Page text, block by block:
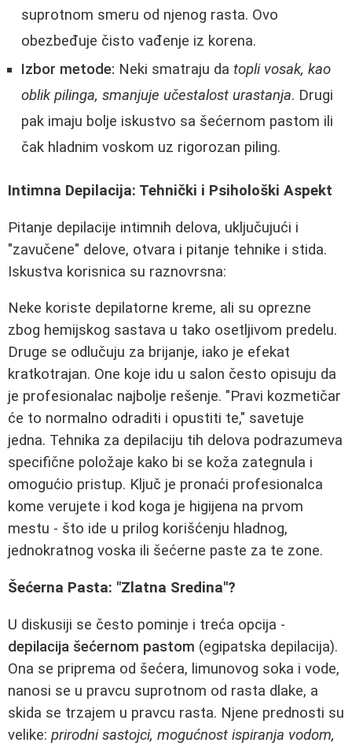
suprotnom smeru od njenog rasta. Ovo
obezbeđuje čisto vađenje iz korena.
Izbor metode: Neki smatraju da topli vosak, kao
oblik pilinga, smanjuje učestalost urastanja. Drugi
pak imaju bolje iskustvo sa šećernom pastom ili
čak hladnim voskom uz rigorozan piling.
Intimna Depilacija: Tehnički i Psihološki Aspekt
Pitanje depilacije intimnih delova, uključujući i
"zavučene" delove, otvara i pitanje tehnike i stida.
Iskustva korisnica su raznovrsna:
Neke koriste depilatorne kreme, ali su oprezne
zbog hemijskog sastava u tako osetljivom predelu.
Druge se odlučuju za brijanje, iako je efekat
kratkotrajan. One koje idu u salon često opisuju da
je profesionalac najbolje rešenje. "Pravi kozmetičar
će to normalno odraditi i opustiti te," savetuje
jedna. Tehnika za depilaciju tih delova podrazumeva
specifične položaje kako bi se koža zategnula i
omogućio pristup. Ključ je pronaći profesionalca
kome verujete i kod koga je higijena na prvom
mestu - što ide u prilog korišćenju hladnog,
jednokratnog voska ili šećerne paste za te zone.
Šećerna Pasta: "Zlatna Sredina"?
U diskusiji se često pominje i treća opcija -
depilacija šećernom pastom (egipatska depilacija).
Ona se priprema od šećera, limunovog soka i vode,
nanosi se u pravcu suprotnom od rasta dlake, a
skida se trzajem u pravcu rasta. Njene prednosti su
velike: prirodni sastojci, mogućnost ispiranja vodom,